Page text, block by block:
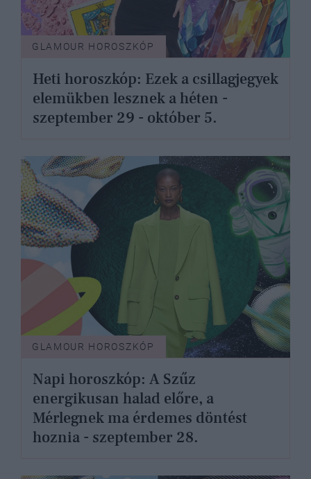
GLAMOUR HOROSZKÓP
Heti horoszkóp: Ezek a csillagjegyek
elemükben lesznek a héten -
szeptember 29 - október 5.
GLAMOUR HOROSZKÓP
Napi horoszkóp: A Szűz
energikusan halad előre, a
Mérlegnek ma érdemes döntést
hoznia - szeptember 28.